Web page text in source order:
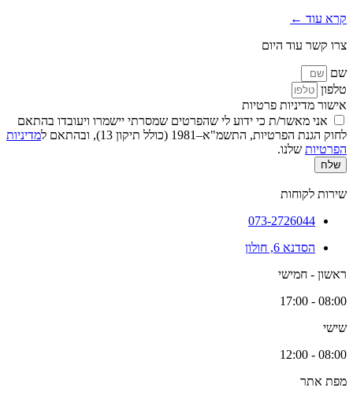
קרא עוד ←
צרו קשר עוד היום
שם
טלפון
אישור מדיניות פרטיות
אני מאשר/ת כי ידוע לי שהפרטים שמסרתי יישמרו ויעובדו בהתאם
לחוק הגנת הפרטיות, התשמ"א–1981 (כולל תיקון 13), ובהתאם ל
מדיניות
הפרטיות שלנו.
שלח
שירות לקוחות
073-2726044
הסדנא 6, חולון
ראשון - חמישי
08:00 - 17:00
שישי
08:00 - 12:00
מפת אתר